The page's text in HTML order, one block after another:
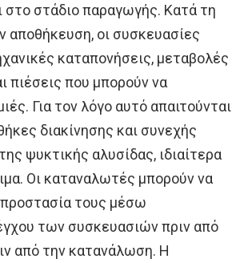
στο στάδιο παραγωγής. Κατά τη
αποθήκευση, οι συσκευασίες
καταπονήσεις, μεταβολές
πιέσεις που μπορούν να
Για τον λόγο αυτό απαιτούνται
διακίνησης και συνεχής
ψυκτικής αλυσίδας, ιδιαίτερα
Οι καταναλωτές μπορούν να
τους μέσω
των συσκευασιών πριν από
από την κατανάλωση. Η